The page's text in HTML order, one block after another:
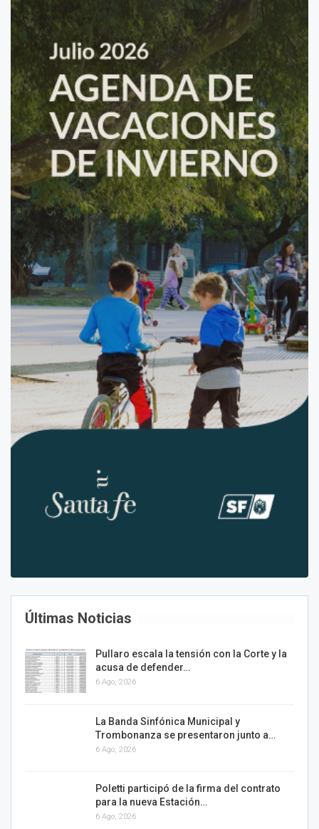
Últimas Noticias
Pullaro escala la tensión con la Corte y la
acusa de defender…
6 Ago, 2026
La Banda Sinfónica Municipal y
Trombonanza se presentaron junto a…
6 Ago, 2026
Poletti participó de la firma del contrato
para la nueva Estación…
6 Ago, 2026